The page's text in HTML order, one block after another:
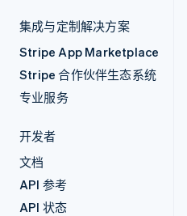
集成与定制解决方案
Stripe App Marketplace
Stripe 合作伙伴生态系统
专业服务
开发者
文档
API 参考
API 状态